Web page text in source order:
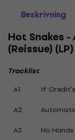
Beskrivning
Hot Snakes
(Reissue) (LP)
Tracklist
A1
If
A2
A3
No Hands